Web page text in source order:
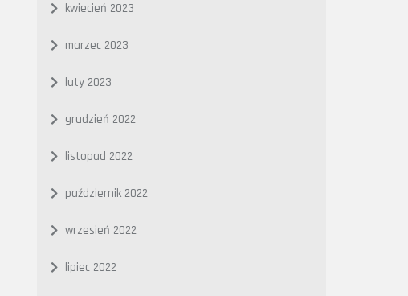
kwiecień 2023
marzec 2023
luty 2023
grudzień 2022
listopad 2022
październik 2022
wrzesień 2022
lipiec 2022